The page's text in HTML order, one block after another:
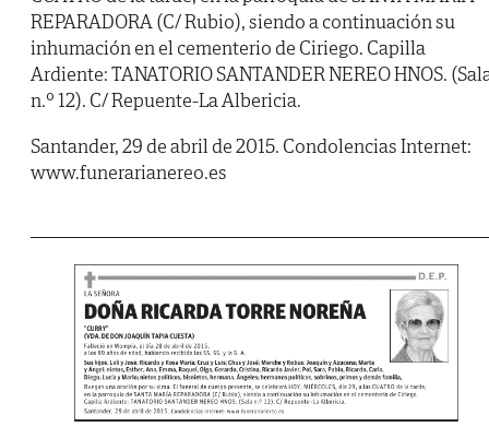
REPARADORA (C/ Rubio), siendo a continuación su
inhumación en el cementerio de Ciriego. Capilla
Ardiente: TANATORIO SANTANDER NEREO HNOS.
n.º 12). C/ Repuente-La Albericia.
Santander, 29 de abril de 2015. Condolencias Internet:
www.funerarianereo.es